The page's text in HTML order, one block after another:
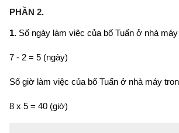
PHẦN 2.
1. Số ngày làm việc của bố Tuấn ở nhà
7 - 2 = 5 (ngày)
Số giờ làm việc của bố Tuấn ở nhà máy
8 x 5 = 40 (giờ)